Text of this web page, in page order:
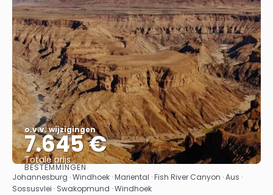
o.v.v. wijzigingen
7.645 €
Totale prijs
Bekijk
BESTEMMINGEN
Johannesburg · Windhoek · Mariental · Fish River Canyon · Aus ·
Sossusvlei · Swakopmund · Windhoek